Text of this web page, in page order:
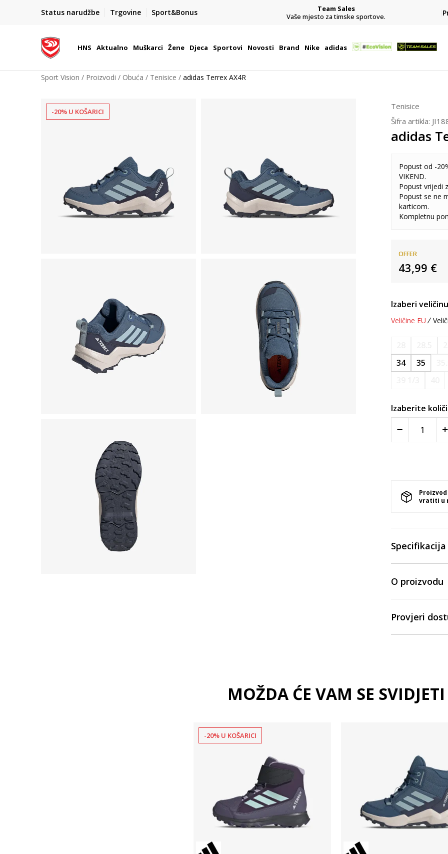
Status narudžbe Trgovine Sport&Bonus
BOX NOW
Dostava 1,50 €
| Više od 800 paketomata u Hrvatskoj
Team Sales
Vaše mjesto za timske sportove.
HNS Aktualno Muškarci Žene Djeca Sportovi Novosti Brand Nike adidas
Sport Vision Proizvodi Obuća Tenisice adidas Terrex AX4R
-20% U KOŠARICI
Tenisice
Šifra artikla:
adidas
Popust od -
VIKEND.
Popust vrijedi
Popust se ne
karticom.
Kompletnu
OFFER
43,99 €
Izaberi
Veličine EU
34
35
Izaberite
vratiti u
Specifikacija
O proizvodu
Provjeri
MOŽDA ĆE VAM SE SVIDJETI
-20% U KOŠARICI